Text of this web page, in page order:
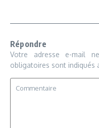
Répondre
Votre adresse e-mail
obligatoires sont indiqués